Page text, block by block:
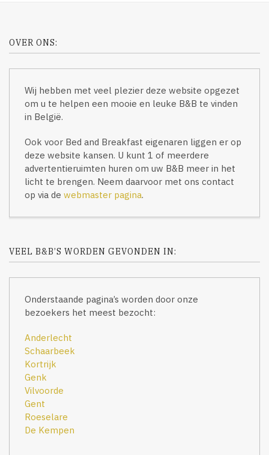
OVER ONS:
Wij hebben met veel plezier deze website opgezet
om u te helpen een mooie en leuke B&B te vinden
in België.
Ook voor Bed and Breakfast eigenaren liggen er op
deze website kansen. U kunt 1 of meerdere
advertentieruimten huren om uw B&B meer in het
licht te brengen. Neem daarvoor met ons contact
op via de webmaster pagina.
VEEL B&B’S WORDEN GEVONDEN IN:
Onderstaande pagina’s worden door onze
bezoekers het meest bezocht:
Anderlecht
Schaarbeek
Kortrijk
Genk
Vilvoorde
Gent
Roeselare
De Kempen